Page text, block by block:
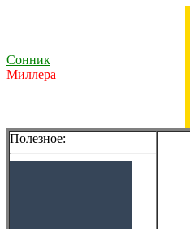
Сонник
Миллера
Полезное: